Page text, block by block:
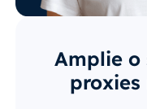
Amplie o
proxies